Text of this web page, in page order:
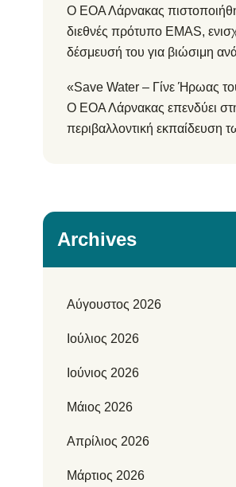
Ο ΕΟΑ Λάρνακας
διεθνές πρότυπο EMAS,
δέσμευσή του για βιώσιμη
«Save Water – Γίνε Ήρωας
Ο ΕΟΑ Λάρνακας επενδύει
περιβαλλοντική εκπαίδευση
Archives
Αύγουστος 2026
Ιούλιος 2026
Ιούνιος 2026
Μάιος 2026
Απρίλιος 2026
Μάρτιος 2026